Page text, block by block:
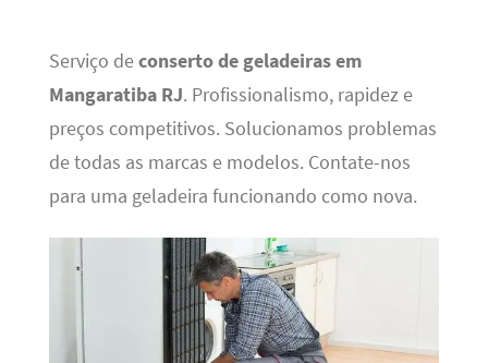
Serviço deconserto de geladeiras em
Mangaratiba RJ. Profissionalismo, rapidez e
preços competitivos. Solucionamos problemas
de todas as marcas e modelos. Contate-nos
para uma geladeira funcionando como nova.